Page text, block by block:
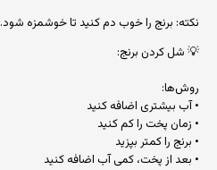
نکته: برنج را خوب دم کنید تا خوشمزه شود.
💡 شل کردن برنج:
روش‌ها:
• آب بیشتری اضافه کنید
• زمان پخت را کم کنید
• برنج را کمتر بپزید
• بعد از پخت، کمی آب اضافه کنید